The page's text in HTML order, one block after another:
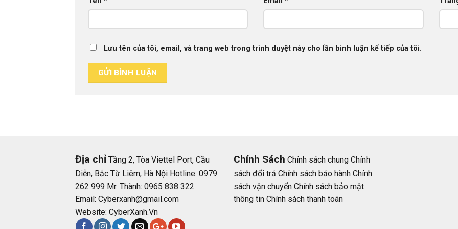
Lưu tên của tôi, email, và trang web trong trình duyệt này cho lần bình luận kế tiếp của tôi.
Địa chỉTầng 2, Tòa Viettel Port, Cầu
Diễn, Bắc Từ Liêm, Hà Nội Hotline: 0979
262 999 Mr. Thành: 0965 838 322
Email: Cyberxanh@gmail.com
Website: CyberXanh.Vn
Chính Sách Chính sách chung Chính
sách đổi trả Chính sách bảo hành Chính
sách vận chuyển Chính sách bảo mật
thông tin Chính sách thanh toán